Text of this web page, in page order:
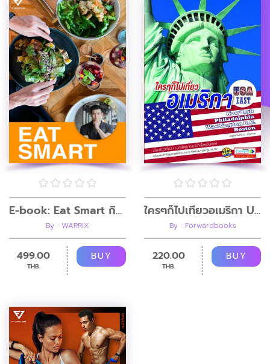
E-book: Eat Smart กินอย่างฉลาด ไม่ต้องคำนวณ
By : WARRIX
499.00
THB.
BUY
ใครๆก็ไปเที่ยวอเมริกา USA EAST
By : Forwardbooks
220.00
THB.
BUY